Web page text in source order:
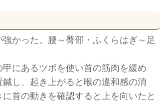
かった。腰～臀部・ふくらはぎ～足
にあるツボを使い首の筋肉を緩め
し、起き上がると喉の違和感の消
首の動きを確認すると上を向いたと